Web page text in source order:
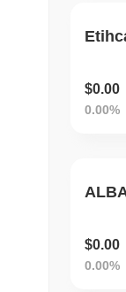
$0.00
0.00%
$0.00
0.00%